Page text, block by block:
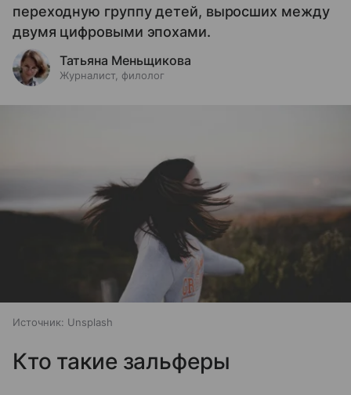
переходную группу детей, выросших между
двумя цифровыми эпохами.
Татьяна Меньщикова
Журналист, филолог
Источник: Unsplash
Кто такие зальферы